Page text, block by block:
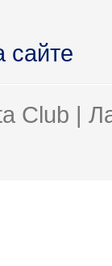
сайте
Club |